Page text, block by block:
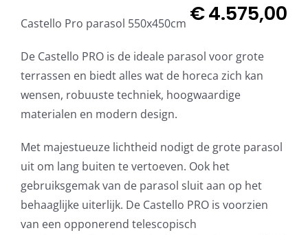
€4.575,00
Castello Pro parasol 550x450cm
De Castello PRO is de ideale parasol voor grote
terrassen en biedt alles wat de horeca zich kan
wensen, robuuste techniek, hoogwaardige
materialen en modern design.
Met majestueuze lichtheid nodigt de grote parasol
uit om lang buiten te vertoeven. Ook het
gebruiksgemak van de parasol sluit aan op het
behaaglijke uiterlijk. De Castello PRO is voorzien
van een opponerend telescopisch